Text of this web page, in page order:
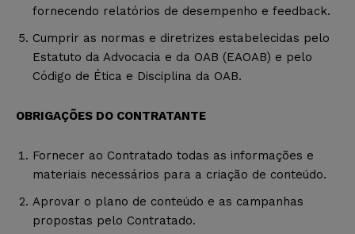
fornecendo relatórios de desempenho e feedback.
Cumprir as normas e diretrizes estabelecidas pelo
Estatuto da Advocacia e da OAB (EAOAB) e pelo
Código de Ética e Disciplina da OAB.
OBRIGAÇÕES DO CONTRATANTE
Fornecer ao Contratado todas as informações e
materiais necessários para a criação de conteúdo.
Aprovar o plano de conteúdo e as campanhas
propostas pelo Contratado.